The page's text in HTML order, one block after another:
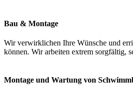
Bau & Montage
Wir verwirklichen Ihre Wünsche und
können. Wir arbeiten extrem sorgfältig,
Montage und Wartung von